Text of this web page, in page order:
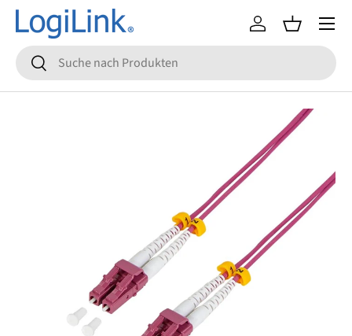
Direkt zum Inhalt
Suchen
Suchen
Einloggen
Menü